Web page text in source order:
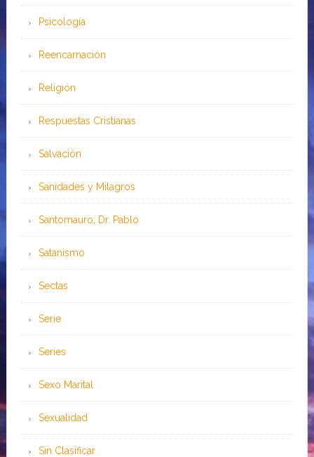
Psicología
Reencarnación
Religión
Respuestas Cristianas
Salvación
Sanidades y Milagros
Santomauro, Dr. Pablo
Satanismo
Sectas
Serie
Series
Sexo Marital
Sexualidad
Sin Clasificar